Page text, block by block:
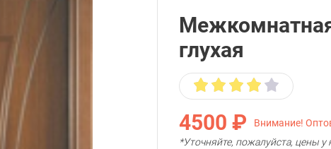
глухая
4500 ₽
Внимание!
*Уточняйте, пожалуйста, цены